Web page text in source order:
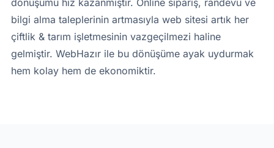
dönüşümü hız kazanmıştır. Online sipariş, randevu ve
bilgi alma taleplerinin artmasıyla web sitesi artık her
çiftlik & tarım işletmesinin vazgeçilmezi haline
gelmiştir. WebHazır ile bu dönüşüme ayak uydurmak
hem kolay hem de ekonomiktir.